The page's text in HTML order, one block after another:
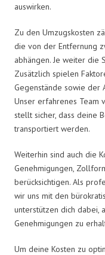
auswirken.
Zu den Umzugskosten
die von der Entfernung
abhängen. Je weiter die
Zusätzlich spielen
Gegenstände sowie der
Unser erfahrenes Team
stellt sicher, dass deine
transportiert werden.
Weiterhin sind auch die
Genehmigungen,
berücksichtigen. Als
wir uns mit den
unterstützen dich dabei,
Genehmigungen zu
Um deine Kosten zu